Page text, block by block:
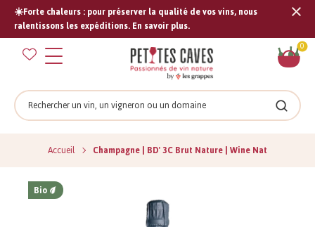
☀️Forte chaleurs : pour préserver la qualité de vos vins, nous
ralentissons les expéditions. En savoir plus.
0
Rechercher
Accueil Champagne | BD' 3C Brut Nature | Wine Nat
Bio